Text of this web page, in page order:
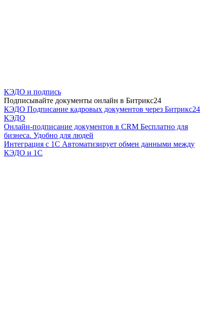
КЭДО и подпись
Подписывайте документы онлайн в Битрикс24
КЭДО Подписание кадровых документов через Битрикс24
КЭДО
Онлайн-подписание документов в CRM Бесплатно для
бизнеса. Удобно для людей
Интеграция с 1С Автоматизирует обмен данными между
КЭДО и 1С